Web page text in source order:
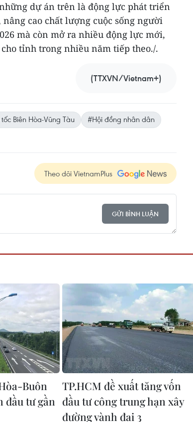
dự án trên là động lực phát triển
cao chất lượng cuộc sống người
mà còn mở ra nhiều động lực mới,
tỉnh trong nhiều năm tiếp theo./.
(TTXVN/Vietnam+)
Biên Hòa-Vũng Tàu
#Hội đồng nhân dân
Theo dõi VietnamPlus
GỬI BÌNH LUẬN
Buôn
đầu tư gần
TP.HCM đề xuất tăng vốn
đầu tư công trung hạn xây
đường vành đai 3